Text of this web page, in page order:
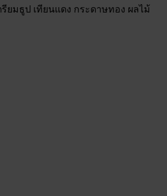
ยมธูป เทียนแดง กระดาษทอง ผลไม้